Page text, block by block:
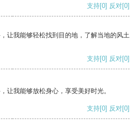
支持[0] 反对[0]
让我能够轻松找到目的地，了解当地的风土
支持[0] 反对[0]
让我能够放松身心，享受美好时光。
支持[0] 反对[0]